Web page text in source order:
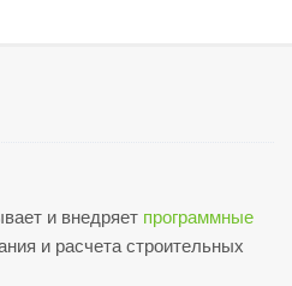
и внедряет программные
и расчета строительных